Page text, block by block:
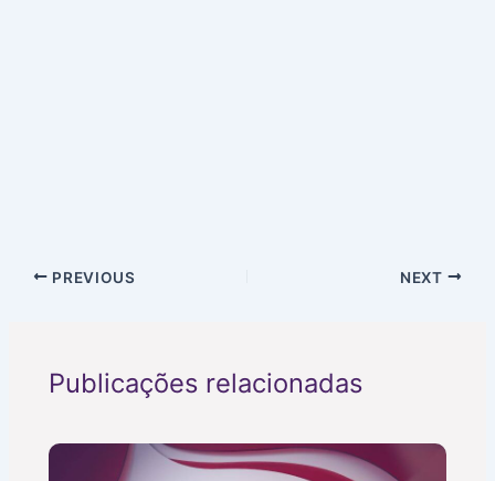
PREVIOUS NEXT
Publicações relacionadas